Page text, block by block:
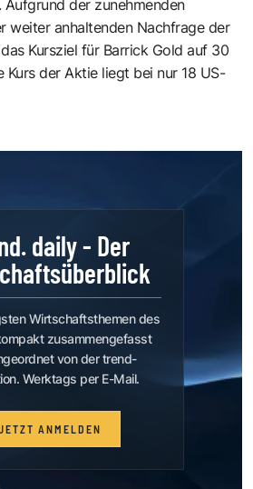
Aufgrund der zunehmenden
weiter anhaltenden Nachfrage der
Kursziel für Barrick Gold auf 30
Kurs der Aktie liegt bei nur 18 US-
daily - Der
Wirtschaftsthemen des
zusammengefasst
von der trend-
Werktags per E-Mail.
ANMELDEN